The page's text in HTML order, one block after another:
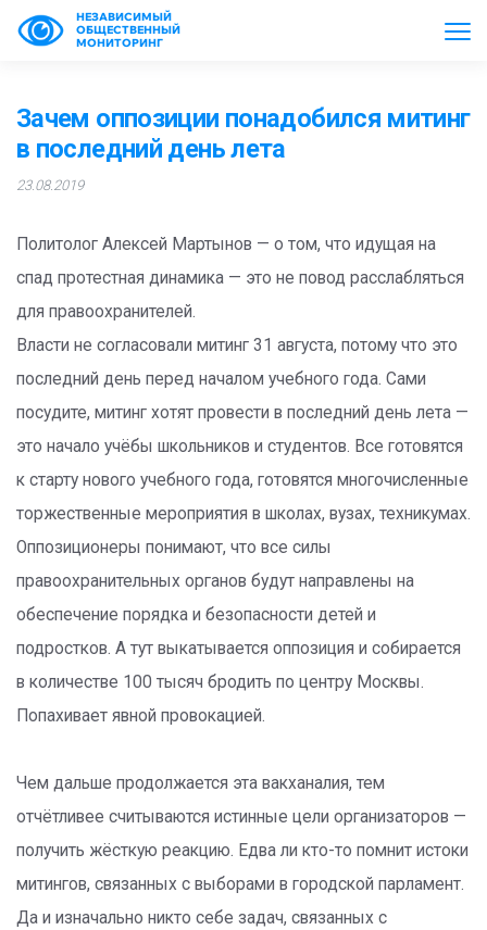
НЕЗАВИСИМЫЙ
ОБЩЕСТВЕННЫЙ
МОНИТОРИНГ
Зачем оппозиции понадобился митинг
в последний день лета
23.08.2019
Политолог Алексей Мартынов — о том, что идущая на
спад протестная динамика — это не повод расслабляться
для правоохранителей.
Власти не согласовали митинг 31 августа, потому что это
последний день перед началом учебного года. Сами
посудите, митинг хотят провести в последний день лета —
это начало учёбы школьников и студентов. Все готовятся
к старту нового учебного года, готовятся многочисленные
торжественные мероприятия в школах, вузах, техникумах.
Оппозиционеры понимают, что все силы
правоохранительных органов будут направлены на
обеспечение порядка и безопасности детей и
подростков. А тут выкатывается оппозиция и собирается
в количестве 100 тысяч бродить по центру Москвы.
Попахивает явной провокацией.
Чем дальше продолжается эта вакханалия, тем
отчётливее считываются истинные цели организаторов —
получить жёсткую реакцию. Едва ли кто-то помнит истоки
митингов, связанных с выборами в городской парламент.
Да и изначально никто себе задач, связанных с